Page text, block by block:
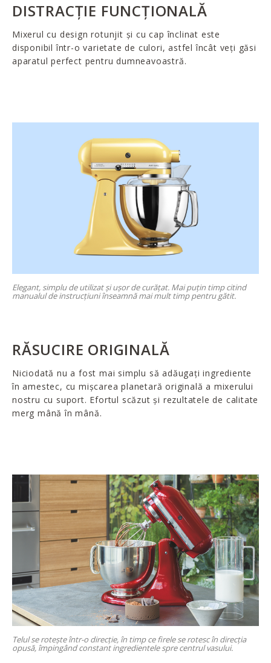
DISTRACȚIE FUNCȚIONALĂ
Mixerul cu design rotunjit și cu cap înclinat este
disponibil într-o varietate de culori, astfel încât veți găsi
aparatul perfect pentru dumneavoastră.
Elegant, simplu de utilizat și ușor de curățat. Mai puțin timp citind
manualul de instrucțiuni înseamnă mai mult timp pentru gătit.
RĂSUCIRE ORIGINALĂ
Niciodată nu a fost mai simplu să adăugați ingrediente
în amestec, cu mișcarea planetară originală a mixerului
nostru cu suport. Efortul scăzut și rezultatele de calitate
merg mână în mână.
Telul se rotește într-o direcție, în timp ce firele se rotesc în direcția
opusă, împingând constant ingredientele spre centrul vasului.